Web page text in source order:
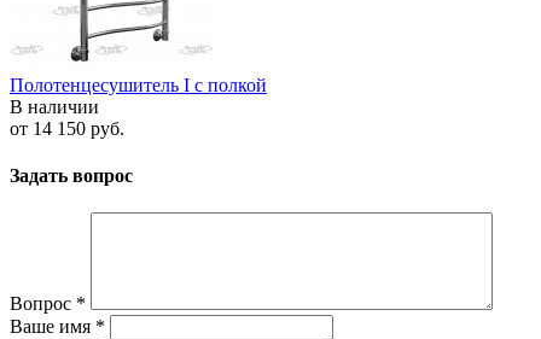
Полотенцесушитель I с полкой
В наличии
от 14 150 руб.
Задать вопрос
Вопрос *
Ваше имя *